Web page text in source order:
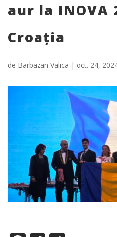
aur la INOVA
Croația
de Barbazan Valica | oct. 24,